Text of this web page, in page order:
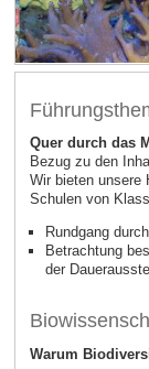
Quer durch das
Bezug zu den
Wir bieten unsere
Schulen von
Rundgang
Betrachtung
der
Warum